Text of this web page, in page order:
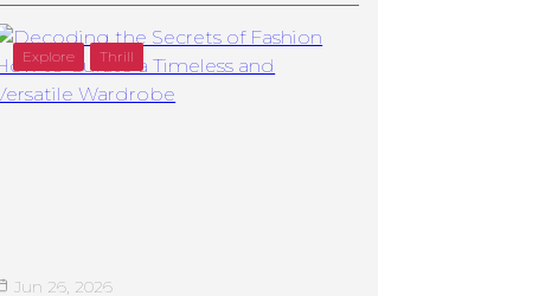
Explore Thrill
Jun 26, 2026